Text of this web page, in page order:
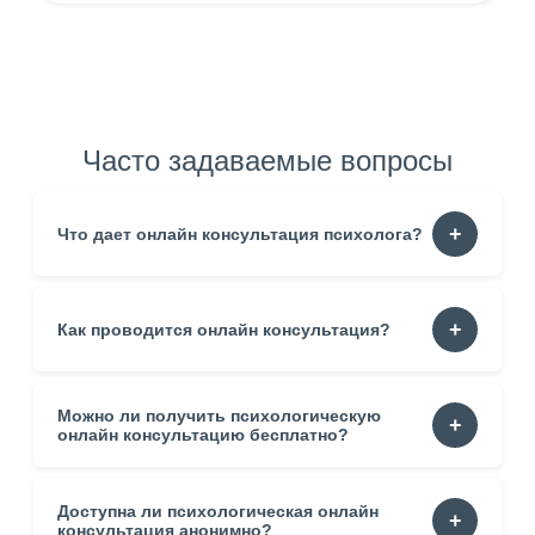
Часто задаваемые вопросы
Что дает онлайн консультация психолога?
Она помогает понять собственные реакции. Уменьшает
тревогу. Формирует устойчивость. Создаёт пространство
Как проводится онлайн консультация?
Процесс строится в спокойном темпе. Встреча проходит
через видео, аудио или переписку. Специалист
подстраивается под состояние клиента.
Можно ли получить психологическую
онлайн консультацию бесплатно?
Да. Некоторые сервисы предлагают пробные сессии.
Такой формат помогает оценить стиль работы.
Доступна ли психологическая онлайн
консультация анонимно?